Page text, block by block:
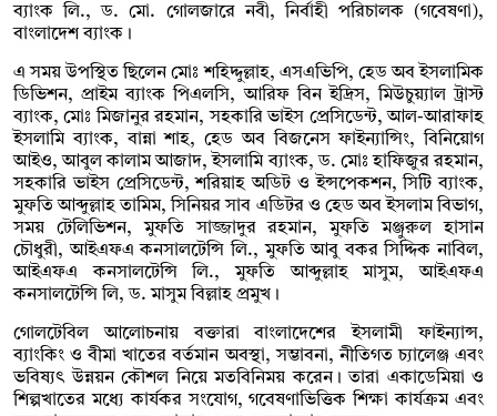
ব্যাংক লি., ড. মো. গোলজারে নবী, নির্বাহী পরিচালক (গবেষণা),
বাংলাদেশ ব্যাংক।
এ সময় উপস্থিত ছিলেন মোঃ শহিদ্দুল্লাহ, এসএভিপি, হেড অব ইসলামিক
ডিভিশন, প্রাইম ব্যাংক পিএলসি, আরিফ বিন ইদ্রিস, মিউচুয়্যাল ট্রাস্ট
ব্যাংক, মোঃ মিজানুর রহমান, সহকারি ভাইস প্রেসিডেন্ট, আল-আরাফাহ
ইসলামি ব্যাংক, বান্না শাহ, হেড অব বিজনেস ফাইন্যান্সিং, বিনিয়োগ
আইও, আবুল কালাম আজাদ, ইসলামি ব্যাংক, ড. মোঃ হাফিজুর রহমান,
সহকারি ভাইস প্রেসিডেন্ট, শরিয়াহ অডিট ও ইন্সপেকশন, সিটি ব্যাংক,
মুফতি আব্দুল্লাহ তামিম, সিনিয়র সাব এডিটর ও হেড অব ইসলাম বিভাগ,
সময় টেলিভিশন, মুফতি সাজ্জাদুর রহমান, মুফতি মঞ্জুরুল হাসান
চৌধুরী, আইএফএ কনসালটেন্সি লি., মুফতি আবু বকর সিদ্দিক নাবিল,
আইএফএ কনসালটেন্সি লি., মুফতি আব্দুল্লাহ মাসুম, আইএফএ
কনসালটেন্সি লি, ড. মাসুম বিল্লাহ প্রমুখ।
গোলটেবিল আলোচনায় বক্তারা বাংলাদেশের ইসলামী ফাইন্যান্স,
ব্যাংকিং ও বীমা খাতের বর্তমান অবস্থা, সম্ভাবনা, নীতিগত চ্যালেঞ্জ এবং
ভবিষ্যৎ উন্নয়ন কৌশল নিয়ে মতবিনিময় করেন। তারা একাডেমিয়া ও
শিল্পখাতের মধ্যে কার্যকর সংযোগ, গবেষণাভিত্তিক শিক্ষা কার্যক্রম এবং